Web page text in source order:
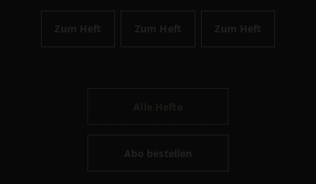
Zum Heft Zum Heft Zum Heft
Abo bestellen